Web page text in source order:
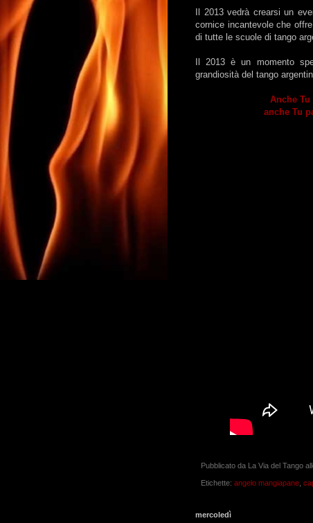
Il 2013 vedrà crearsi un
cornice incantevole che
di tutte le scuole di tango
Il 2013 è un momento
grandiosità del tango
Anche
anche Tu
Pubblicato da La Via del Tango
Etichette: angelo mangiapane
mercoledì